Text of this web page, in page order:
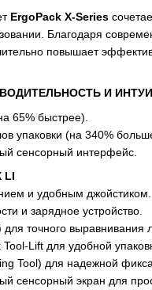
ErgoPack X-Series
Благодаря
повышает
И
65% быстрее).
упаковки (на 340%
сенсорный интерфейс.
LI
и удобным джойстиком.
и зарядное устройство.
точного выравнивания
Lift для удобной
Tool) для надежной
сенсорный экран для